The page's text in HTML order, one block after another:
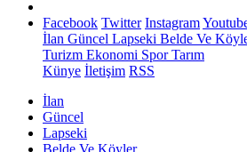
Facebook Twitter Instagram
İlan Güncel Lapseki Belde Ve
Turizm Ekonomi SporTarım
Künye İletişim RSS
İlan
Güncel
Lapseki
Belde Ve Köyler